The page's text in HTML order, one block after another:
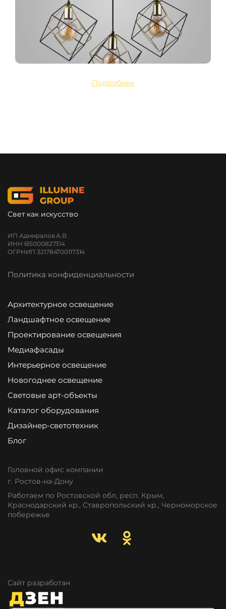
Подробнее
Свет как искусство
ИП Адмиралов А.В.
ИНН 615000827314
ОГРНИП 321784700117314
Политика конфиденциальности
Архитектурное освещение
Ландшафтное освещение
Проектирование освещения
Медиафасады
Интерьерное освещение
Новогоднее освещение
Световые арт-объекты
Каталог оборудования
Дизайнер-светотехник
Блог
Головной офис компании
г. Ростов-на-Дону
Работаем по Ростовской обл, респ. Крым,
Краснодарский кр., Ставропольский кр., Черноморское
побережье
Сайт разработан